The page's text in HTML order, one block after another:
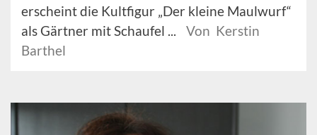
erscheint die Kultfigur „Der kleine Maulwurf“
als Gärtner mit Schaufel ...
Von Kerstin
Barthel